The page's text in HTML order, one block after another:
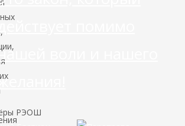
помимо
воли и нашего
РЭОШ